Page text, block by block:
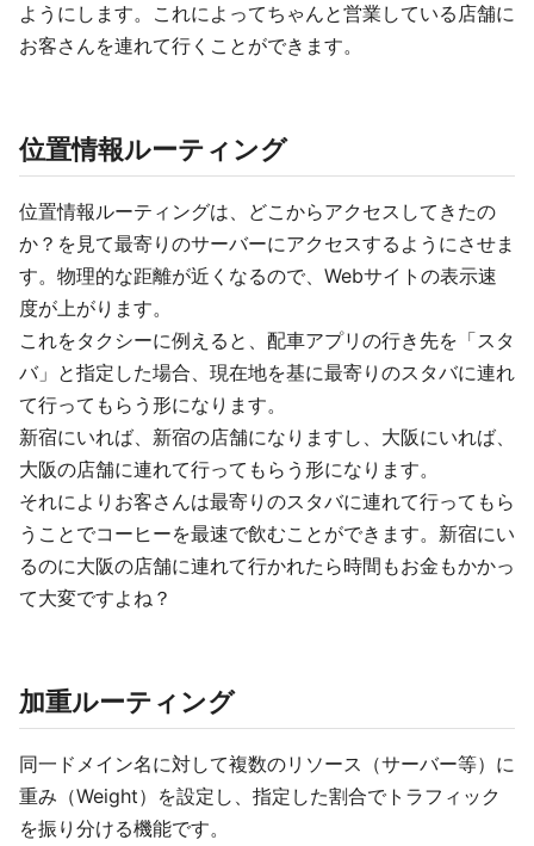
ようにします。これによってちゃんと営業している店舗に
お客さんを連れて行くことができます。
位置情報ルーティング
位置情報ルーティングは、どこからアクセスしてきたの
か？を見て最寄りのサーバーにアクセスするようにさせま
す。物理的な距離が近くなるので、Webサイトの表示速
度が上がります。
これをタクシーに例えると、配車アプリの行き先を「スタ
バ」と指定した場合、現在地を基に最寄りのスタバに連れ
て行ってもらう形になります。
新宿にいれば、新宿の店舗になりますし、大阪にいれば、
大阪の店舗に連れて行ってもらう形になります。
それによりお客さんは最寄りのスタバに連れて行ってもら
うことでコーヒーを最速で飲むことができます。新宿にい
るのに大阪の店舗に連れて行かれたら時間もお金もかかっ
て大変ですよね？
加重ルーティング
同一ドメイン名に対して複数のリソース（サーバー等）に
重み（Weight）を設定し、指定した割合でトラフィック
を振り分ける機能です。